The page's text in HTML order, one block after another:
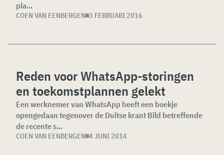
pla...
COEN VAN EENBERGEN 3 FEBRUARI 2016
Reden voor WhatsApp-storingen
en toekomstplannen gelekt
Een werknemer van WhatsApp heeft een boekje
opengedaan tegenover de Duitse krant Bild betreffende
de recente s...
COEN VAN EENBERGEN 4 JUNI 2014